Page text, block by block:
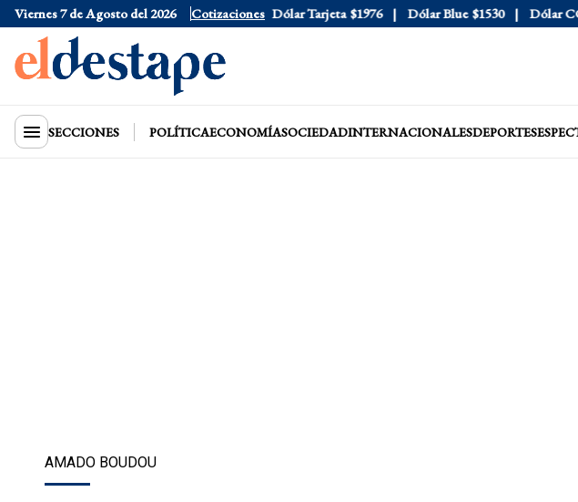
Viernes 7 de Agosto del 2026 Cotizaciones
Dólar Oficial $1520 Dólar Tarjeta $1976 Dólar Blue $1530 Dólar CCL
SECCIONES POLÍTICAECONOMÍASOCIEDADINTERNACIONALESDEPORTES
AMADO BOUDOU